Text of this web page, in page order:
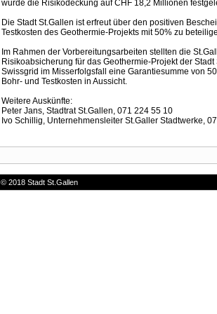
wurde die Risikodeckung auf CHF 18,2 Millionen
Die Stadt St.Gallen ist erfreut über den positiven
Testkosten des Geothermie-Projekts mit 50% zu
Im Rahmen der Vorbereitungsarbeiten stellten die
Risikoabsicherung für das Geothermie-Projekt der
Swissgrid im Misserfolgsfall eine Garantiesumme von
Bohr- und Testkosten in Aussicht.
Weitere Auskünfte:
Peter Jans, Stadtrat St.Gallen, 071 224 55 10
Ivo Schillig, Unternehmensleiter St.Galler Stadtwerke,
© 2018 Stadt St.Gallen